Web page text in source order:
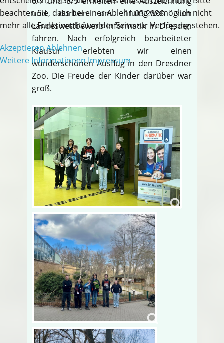
und durften am 11.03.2026 zum
Landeswettbewerb Informatik in Dresden
fahren. Nach erfolgreich bearbeiteter
Klausur erlebten wir einen
wunderschönen Ausflug in den Dresdner
Zoo. Die Freude der Kinder darüber war
groß.
beachten Sie, dass bei einer Ablehnung womöglich nicht
mehr alle Funktionalitäten der Seite zur Verfügung stehen.
AkzeptierenAblehnen
Weitere Informationen Impressum